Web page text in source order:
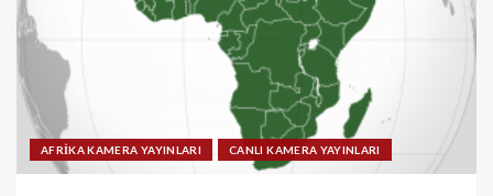
AFRİKA KAMERA YAYINLARI CANLI KAMERA YAYINLARI